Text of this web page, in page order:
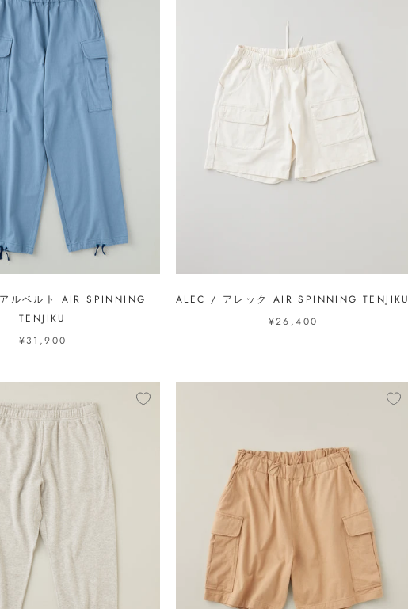
ルベルト AIR SPINNING
TENJIKU
¥31,900
ALEC / アレック AIR SPINNING TENJIKU
¥26,400